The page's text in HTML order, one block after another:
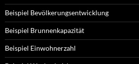
Beispiel Bevölkerungsentwicklung
Beispiel Brunnenkapazität
Beispiel Einwohnerzahl